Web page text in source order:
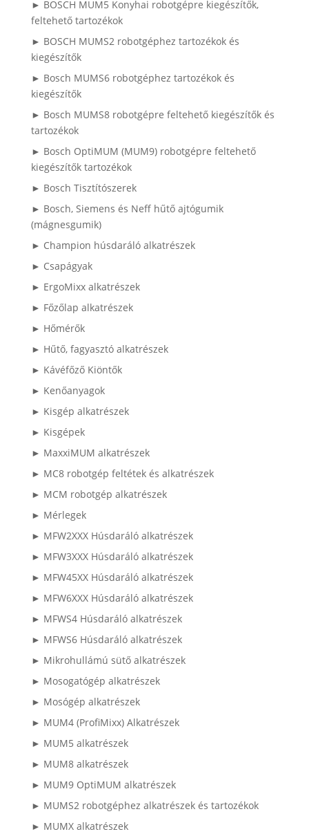
► BOSCH MUM5 Konyhai robotgépre kiegészítők,
feltehető tartozékok
► BOSCH MUMS2 robotgéphez tartozékok és
kiegészítők
► Bosch MUMS6 robotgéphez tartozékok és
kiegészítők
► Bosch MUMS8 robotgépre feltehető kiegészítők és
tartozékok
► Bosch OptiMUM (MUM9) robotgépre feltehető
kiegészítők tartozékok
► Bosch Tisztítószerek
► Bosch, Siemens és Neff hűtő ajtógumik
(mágnesgumik)
► Champion húsdaráló alkatrészek
► Csapágyak
► ErgoMixx alkatrészek
► Főzőlap alkatrészek
► Hőmérők
► Hűtő, fagyasztó alkatrészek
► Kávéfőző Kiöntők
► Kenőanyagok
► Kisgép alkatrészek
► Kisgépek
► MaxxiMUM alkatrészek
► MC8 robotgép feltétek és alkatrészek
► MCM robotgép alkatrészek
► Mérlegek
► MFW2XXX Húsdaráló alkatrészek
► MFW3XXX Húsdaráló alkatrészek
► MFW45XX Húsdaráló alkatrészek
► MFW6XXX Húsdaráló alkatrészek
► MFWS4 Húsdaráló alkatrészek
► MFWS6 Húsdaráló alkatrészek
► Mikrohullámú sütő alkatrészek
► Mosogatógép alkatrészek
► Mosógép alkatrészek
► MUM4 (ProfiMixx) Alkatrészek
► MUM5 alkatrészek
► MUM8 alkatrészek
► MUM9 OptiMUM alkatrészek
► MUMS2 robotgéphez alkatrészek és tartozékok
► MUMX alkatrészek